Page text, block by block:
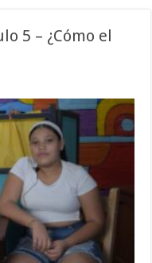
5 – ¿Cómo el